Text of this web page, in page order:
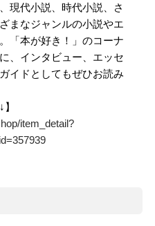
現代小説、時代小説、さ
まなジャンルの小説やエ
「本が好き！」のコーナ
、インタビュー、エッセ
イドとしてもぜひお読み
item_detail?